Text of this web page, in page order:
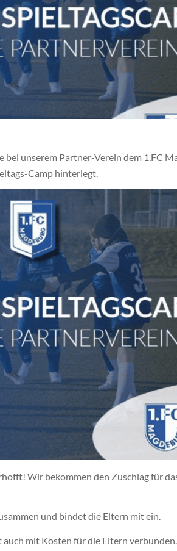
bei unserem Partner-Verein dem 1.FC
Camp hinterlegt.
Wir bekommen den Zuschlag für
und bindet die Eltern mit ein.
mit Kosten für die Eltern verbunden.